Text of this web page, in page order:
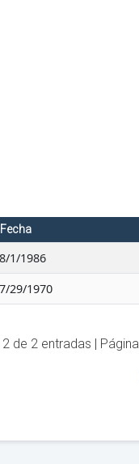
Fecha
8/1/1986
7/29/1970
2 de 2 entradas | Página